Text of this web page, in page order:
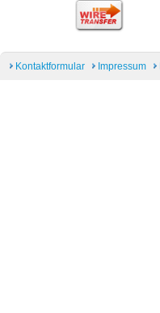
Kontaktformular Impressum